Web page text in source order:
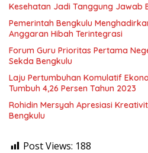
Kesehatan Jadi Tanggung Jawab
Pemerintah Bengkulu
Anggaran Hibah Terintegrasi
Forum Guru Prioritas Pertama
Sekda Bengkulu
Laju Pertumbuhan Komulatif
Tumbuh 4,26 Persen Tahun 2023
Rohidin Mersyah Apresiasi
Bengkulu
Post Views: 188